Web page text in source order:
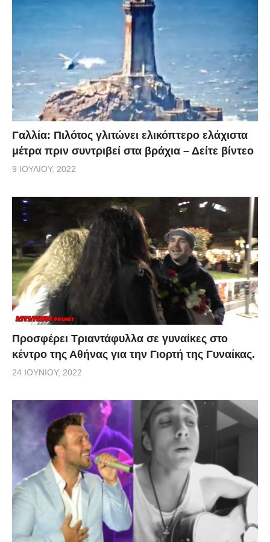
Γαλλία: Πιλότος γλιτώνει ελικόπτερο ελάχιστα
μέτρα πριν συντριβεί στα βράχια – Δείτε βίντεο
9 ΙΟΥΛΊΟΥ, 2022
Προσφέρει Τριαντάφυλλα σε γυναίκες στο
κέντρο της Αθήνας για την Γιορτή της Γυναίκας.
24 ΙΟΥΝΊΟΥ, 2022